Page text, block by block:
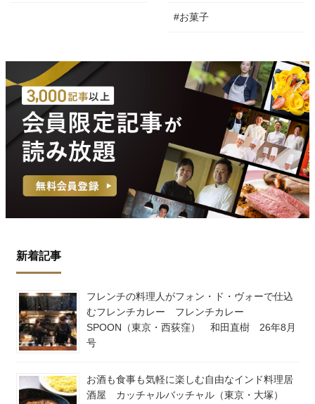
#お菓子
新着記事
フレンチの料理人がフォン・ド・ヴォーで仕込
むフレンチカレー フレンチカレー
SPOON（東京・西荻窪） 和田直樹 26年8月
号
お酒も食事も気軽に楽しむ自由なインド料理居
酒屋 カッチャルバッチャル（東京・大塚）